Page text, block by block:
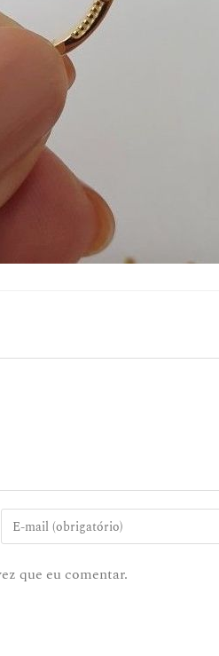
que eu comentar.